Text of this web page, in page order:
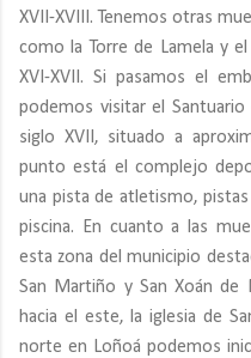
XVII-XVIII. Tenemos otras
como la Torre de Lamela y
XVI-XVII. Si pasamos el
podemos visitar el Santuario
siglo XVII, situado a
punto está el complejo
una pista de atletismo,
piscina. En cuanto a las
esta zona del municipio
San Martiño y San Xoán de
hacia el este, la iglesia de
norte en Loñoá podemos